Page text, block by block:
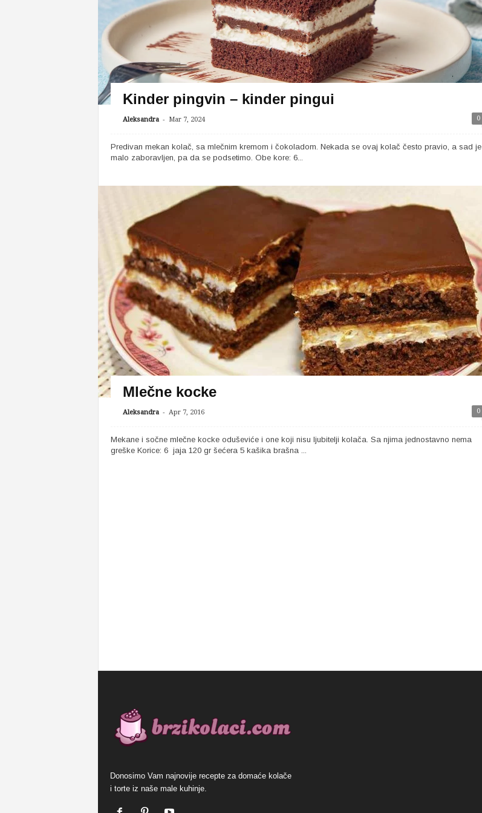
Kinder pingvin – kinder pingui
Aleksandra - Mar 7, 2024 0
Predivan mekan kolač, sa mlečnim kremom i čokoladom. Nekada se ovaj kolač često pravio, a sad je
malo zaboravljen, pa da se podsetimo. Obe kore: 6...
Mlečne kocke
Aleksandra - Apr 7, 2016 0
Mekane i sočne mlečne kocke oduševiće i one koji nisu ljubitelji kolača. Sa njima jednostavno nema
greške Korice: 6 jaja 120 gr šećera 5 kašika brašna ...
Donosimo Vam najnovije recepte za domaće kolače
i torte iz naše male kuhinje.